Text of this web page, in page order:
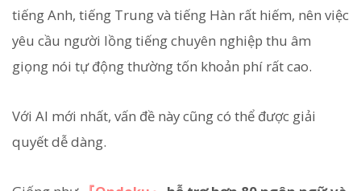
tiếng Anh, tiếng Trung và tiếng Hàn rất hiếm, nên việc
yêu cầu người lồng tiếng chuyên nghiệp thu âm
giọng nói tự động thường tốn khoản phí rất cao.
Với AI mới nhất, vấn đề này cũng có thể được giải
quyết dễ dàng.